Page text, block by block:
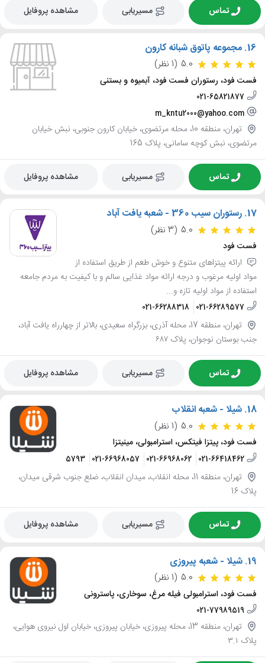
تماس مسیریابی مشاهده پروفایل
16. مجموعه پاتوق شبانه کارون
5.0 (1 نظر)
فست فود، رستوران فست فود، آبمیوه و بستنی
021-65821877
m_kntu2000@yahoo.com
تهران، منطقه 10، محله مرتضوی، خیابان کارون جنوبی، نبش خیابان
مرتضوی، نبش کوچه سامانی، پلاک 165
تماس مسیریابی مشاهده پروفایل
17. رستوران سیب 360 - شعبه یافت آباد
5.0 (3 نظر)
فست فود
ارائه پیتزاهای متنوع و خوش طعم از طریق استفاده از
مواد اولیه مرغوب و درجه ارائه مواد غذایی سالم و با کیفیت به مردم جامعه
استفاده از مواد اولیه تازه و...
021-66289577
021-66288318
تهران، منطقه 17، محله آذری، بزرگراه سعیدی، بالاتر از چهارراه یافت آباد،
جنب بوستان نوجوان، پلاک ۶۸۷
تماس مسیریابی مشاهده پروفایل
18. شیلا - شعبه انقلاب
5.0 (1 نظر)
فست فود، پیتزا فیتکس، استرامبولی، مینیتزا
021-66418462
021-66968062
021-66968057
021-66465793
تهران، منطقه 11، محله انقلاب، میدان انقلاب، ضلع جنوب شرقی میدان،
پلاک 16
تماس مسیریابی مشاهده پروفایل
19. شیلا - شعبه پیروزی
5.0 (1 نظر)
فست فود، استرامبولی فیله مرغ، سوخاری، پاسترونی
021-77989519
تهران، منطقه 13، محله پیروزی، خیابان پیروزی، خیابان اول نیروی هوایی،
پلاک ۳.۱